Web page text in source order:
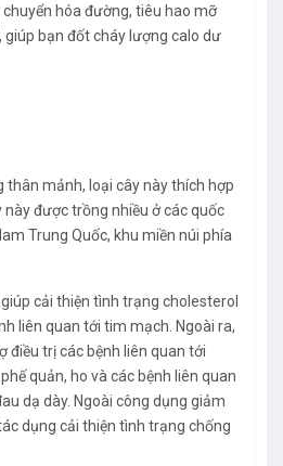
chuyển hóa đường, tiêu hao mỡ
bạn đốt cháy lượng calo dư
thân mảnh, loại cây này thích hợp
này được trồng nhiều ở các quốc
Trung Quốc, khu miền núi phía
cải thiện tình trạng cholesterol
liên quan tới tim mạch. Ngoài ra,
điều trị các bệnh liên quan tới
quản, ho và các bệnh liên quan
dạ dày. Ngoài công dụng giảm
dụng cải thiện tình trạng chống